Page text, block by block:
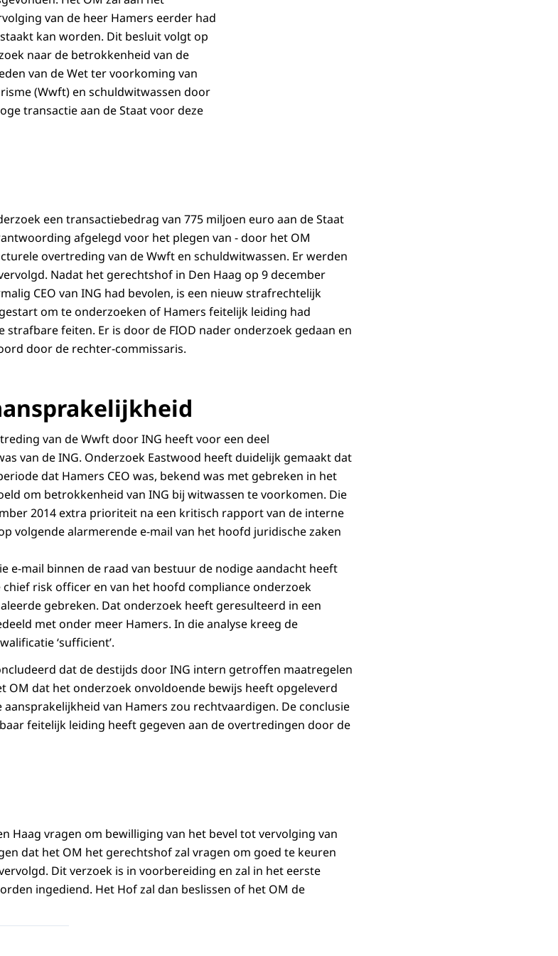
van de heer Hamers eerder had
kan worden. Dit besluit volgt op
naar de betrokkenheid van de
van de Wet ter voorkoming van
(Wwft) en schuldwitwassen door
transactie aan de Staat voor deze
een transactiebedrag van 775 miljoen euro aan de Staat
afgelegd voor het plegen van - door het OM
overtreding van de Wwft en schuldwitwassen. Er werden
Nadat het gerechtshof in Den Haag op 9 december
CEO van ING had bevolen, is een nieuw strafrechtelijk
om te onderzoeken of Hamers feitelijk leiding had
strafbare feiten. Er is door de FIOD nader onderzoek gedaan en
door de rechter-commissaris.
van de Wwft door ING heeft voor een deel
van de ING. Onderzoek Eastwood heeft duidelijk gemaakt dat
dat Hamers CEO was, bekend was met gebreken in het
om betrokkenheid van ING bij witwassen te voorkomen. Die
2014 extra prioriteit na een kritisch rapport van de interne
volgende alarmerende e-mail van het hoofd juridische zaken
e-mail binnen de raad van bestuur de nodige aandacht heeft
risk officer en van het hoofd compliance onderzoek
gebreken. Dat onderzoek heeft geresulteerd in een
met onder meer Hamers. In die analyse kreeg de
‘sufficient’.
dat de destijds door ING intern getroffen maatregelen
OM dat het onderzoek onvoldoende bewijs heeft opgeleverd
van Hamers zou rechtvaardigen. De conclusie
feitelijk leiding heeft gegeven aan de overtredingen door de
Haag vragen om bewilliging van het bevel tot vervolging van
dat het OM het gerechtshof zal vragen om goed te keuren
Dit verzoek is in voorbereiding en zal in het eerste
ingediend. Het Hof zal dan beslissen of het OM de